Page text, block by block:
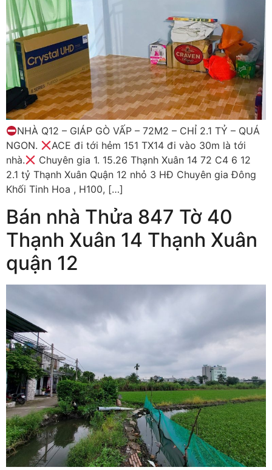
NHÀ Q12 – GIÁP GÒ VẤP – 72M2 – CHỈ 2.1 TỶ – QUÁ
NGON.
ACE đi tới hẻm 151 TX14 đi vào 30m là tới
nhà.
Chuyên gia 1. 15.26 Thạnh Xuân 14 72 C4 6 12
2.1 tỷ Thạnh Xuân Quận 12 nhỏ 3 HĐ Chuyên gia Đông
Khối Tinh Hoa , H100, […]
Bán nhà Thửa 847 Tờ 40
Thạnh Xuân 14 Thạnh Xuân
quận 12